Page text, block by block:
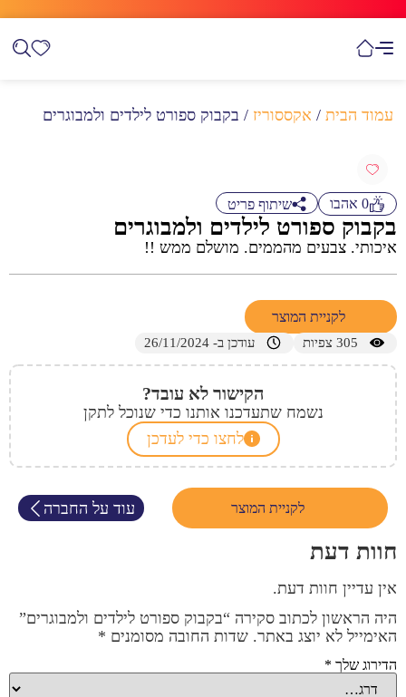
עמוד הבית / אקססוריז / בקבוק ספורט לילדים ולמבוגרים
0 אהבו שיתוף פריט
בקבוק ספורט לילדים ולמבוגרים
איכותי. צבעים מהממים. מושלם ממש !!
לקניית המוצר
305 צפיות עודכן ב- 26/11/2024
הקישור לא עובד?
נשמח שתעדכנו אותנו כדי שנוכל לתקן
לחצו כדי לעדכן
לקניית המוצר עוד על החברה
חוות דעת
אין עדיין חוות דעת.
היה הראשון לכתוב סקירה “בקבוק ספורט לילדים ולמבוגרים”
האימייל לא יוצג באתר. שדות החובה מסומנים *
הדירוג שלך *